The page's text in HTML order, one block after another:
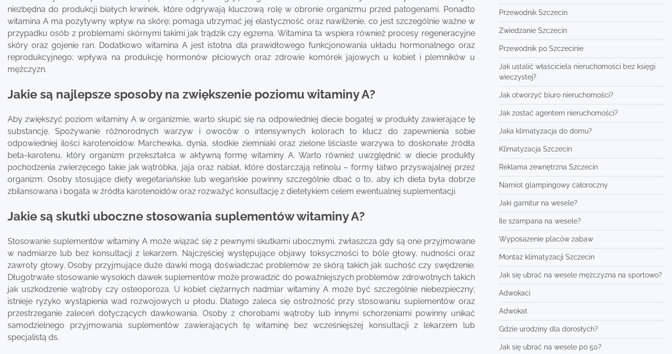
niezbędna do produkcji białych krwinek, które odgrywają kluczową rolę w obronie organizmu przed patogenami. Ponadto
witamina A ma pozytywny wpływ na skórę; pomaga utrzymać jej elastyczność oraz nawilżenie, co jest szczególnie ważne w
przypadku osób z problemami skórnymi takimi jak trądzik czy egzema. Witamina ta wspiera również procesy regeneracyjne
skóry oraz gojenie ran. Dodatkowo witamina A jest istotna dla prawidłowego funkcjonowania układu hormonalnego oraz
reprodukcyjnego; wpływa na produkcję hormonów płciowych oraz zdrowie komórek jajowych u kobiet i plemników u
mężczyzn.
Jakie są najlepsze sposoby na zwiększenie poziomu witaminy A?
Aby zwiększyć poziom witaminy A w organizmie, warto skupić się na odpowiedniej diecie bogatej w produkty zawierające tę
substancję. Spożywanie różnorodnych warzyw i owoców o intensywnych kolorach to klucz do zapewnienia sobie
odpowiedniej ilości karotenoidów. Marchewka, dynia, słodkie ziemniaki oraz zielone liściaste warzywa to doskonałe źródła
beta-karotenu, który organizm przekształca w aktywną formę witaminy A. Warto również uwzględnić w diecie produkty
pochodzenia zwierzęcego takie jak wątróbka, jaja oraz nabiał, które dostarczają retinolu – formy łatwo przyswajalnej przez
organizm. Osoby stosujące diety wegetariańskie lub wegańskie powinny szczególnie dbać o to, aby ich dieta była dobrze
zbilansowana i bogata w źródła karotenoidów oraz rozważyć konsultację z dietetykiem celem ewentualnej suplementacji.
Jakie są skutki uboczne stosowania suplementów witaminy A?
Stosowanie suplementów witaminy A może wiązać się z pewnymi skutkami ubocznymi, zwłaszcza gdy są one przyjmowane
w nadmiarze lub bez konsultacji z lekarzem. Najczęściej występujące objawy toksyczności to bóle głowy, nudności oraz
zawroty głowy. Osoby przyjmujące duże dawki mogą doświadczać problemów ze skórą takich jak suchość czy swędzenie.
Długotrwałe stosowanie wysokich dawek suplementów może prowadzić do poważniejszych problemów zdrowotnych takich
jak uszkodzenie wątroby czy osteoporoza. U kobiet ciężarnych nadmiar witaminy A może być szczególnie niebezpieczny;
istnieje ryzyko wystąpienia wad rozwojowych u płodu. Dlatego zaleca się ostrożność przy stosowaniu suplementów oraz
przestrzeganie zaleceń dotyczących dawkowania. Osoby z chorobami wątroby lub innymi schorzeniami powinny unikać
samodzielnego przyjmowania suplementów zawierających tę witaminę bez wcześniejszej konsultacji z lekarzem lub
specjalistą ds.
Przewodnik Szczecin
Zwiedzanie Szczecin
Przewodnik po Szczecinie
Jak ustalić właściciela nieruchomości bez księgi
wieczystej?
Jak otworzyć biuro nieruchomości?
Jak zostać agentem nieruchomości?
Jaka klimatyzacja do domu?
Klimatyzacja Szczecin
Reklama zewnętrzna Szczecin
Namiot glampingowy całoroczny
Jaki garnitur na wesele?
Ile szampana na wesele?
Wyposażenie placów zabaw
Montaż klimatyzacji Szczecin
Jak się ubrać na wesele mężczyzna na sportowo?
Adwokaci
Adwokat
Gdzie urodziny dla dorosłych?
Jak się ubrać na wesele po 50?